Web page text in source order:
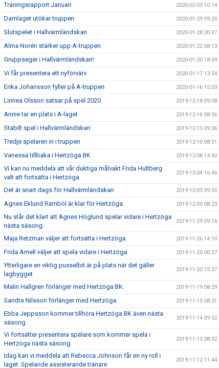
Träningsrapport Januari 2020-02-03 10:14
Damlaget utökar truppen 2020-01-29 09:20
Slutspelet i Hallvärmländskan 2020-01-28 20:47
Alma Norén stärker upp A-truppen 2020-01-22 08:13
Gruppseger i Hallvärmländskan! 2020-01-20 18:09
Vi får presentera ett nyförvärv 2020-01-17 13:54
Erika Johansson fyller på A-truppen 2020-01-16 15:03
Linnea Olsson satsar på spel 2020 2019-12-18 09:08
Annie tar en plats i A-laget 2019-12-16 08:56
Stabilt spel i Hallvärmländskan 2019-12-15 09:36
Tredje spelaren in i truppen 2019-12-10 08:51
Vanessa tillbaka i Hertzöga BK 2019-12-08 14:42
Vi kan nu meddela att vår duktiga målvakt Frida Hultberg
valt att fortsätta i Hertzöga.
2019-12-04 16:46
Det är snart dags för Hallvärmländskan 2019-12-03 09:55
Agnes Eklund Ramböl är klar för Hertzöga. 2019-12-03 08:23
Nu står det klart att Agnes Höglund spelar vidare i Hertzöga
nästa säsong.
2019-11-29 09:16
Maja Retzman väljer att fortsätta i Hertzöga. 2019-11-26 14:10
Frida Arnell väljer att spela vidare i Hertzöga. 2019-11-25 00:27
Ytterligare en viktig pusselbit är på plats när det gäller
lagbygget
2019-11-20 15:27
Malin Hallgren förlänger med Hertzöga BK. 2019-11-19 08:29
Sandra Nilsson förlänger med Hertzöga. 2019-11-15 08:31
Ebba Jeppsson kommer tillhöra Hertzöga BK även nästa
säsong.
2019-11-14 09:52
Vi fortsätter presentera spelare som kommer spela i
Hertzöga nästa säsong.
2019-11-13 08:32
Idag kan vi meddela att Rebecca Johnson får en ny roll i
laget. Spelande assisterande tränare
2019-11-12 11:44